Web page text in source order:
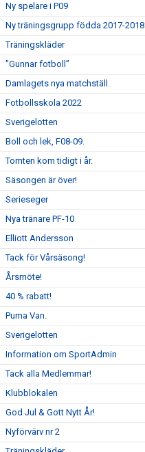
Ny spelare i P09
Ny träningsgrupp födda 2017-2018
Träningskläder
”Gunnar fotboll”
Damlagets nya matchställ.
Fotbollsskola 2022
Sverigelotten
Boll och lek, F08-09.
Tomten kom tidigt i år.
Säsongen är över!
Serieseger
Nya tränare PF-10
Elliott Andersson
Tack för Vårsäsong!
Årsmöte!
40 % rabatt!
Puma Van.
Sverigelotten
Information om SportAdmin
Tack alla Medlemmar!
Klubblokalen
God Jul & Gott Nytt År!
Nyförvärv nr 2